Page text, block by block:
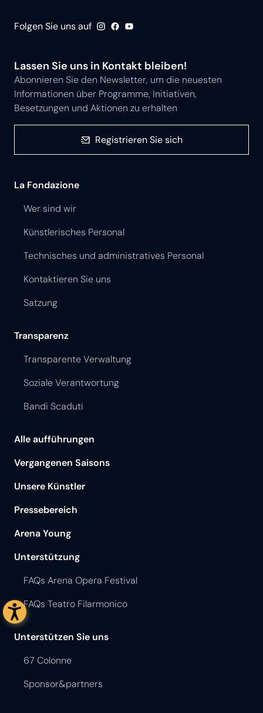
Folgen Sie uns auf
Lassen Sie uns in Kontakt bleiben!
Abonnieren Sie den Newsletter, um die neuesten
Informationen über Programme, Initiativen,
Besetzungen und Aktionen zu erhalten
Registrieren Sie sich
La Fondazione
Wer sind wir
Künstlerisches Personal
Technisches und administratives Personal
Kontaktieren Sie uns
Satzung
Transparenz
Transparente Verwaltung
Soziale Verantwortung
Bandi Scaduti
Alle aufführungen
Vergangenen Saisons
Unsere Künstler
Pressebereich
Arena Young
Unterstützung
FAQs Arena Opera Festival
FAQs Teatro Filarmonico
Unterstützen Sie uns
67 Colonne
Sponsor&partners